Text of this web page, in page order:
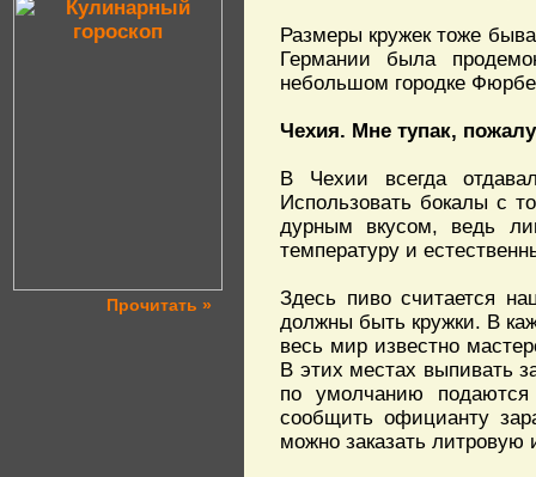
Прочитать »
Размеры кружек тоже
Германии была
небольшом городке
Чехия. Мне тупак,
В Чехии всегда
Использовать бокалы с
дурным вкусом, ведь
температуру и
Здесь пиво считается
должны быть кружки. В
весь мир известно
В этих местах выпивать
по умолчанию
сообщить официанту
можно заказать литровую